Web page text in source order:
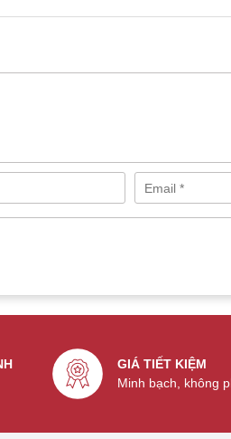
GIÁ TIẾT KIỆM
Minh bạch, không